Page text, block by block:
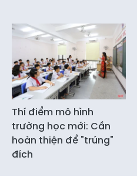
Thí điểm mô hình
trường học mới: Cần
hoàn thiện để "trúng"
đích